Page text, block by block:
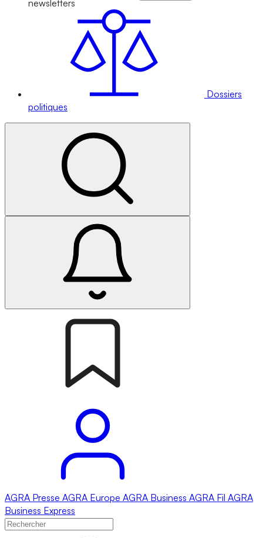
newsletters
Dossiers
politiques
AGRA Presse AGRA Europe AGRA Business AGRA Fil AGRA
Business Express